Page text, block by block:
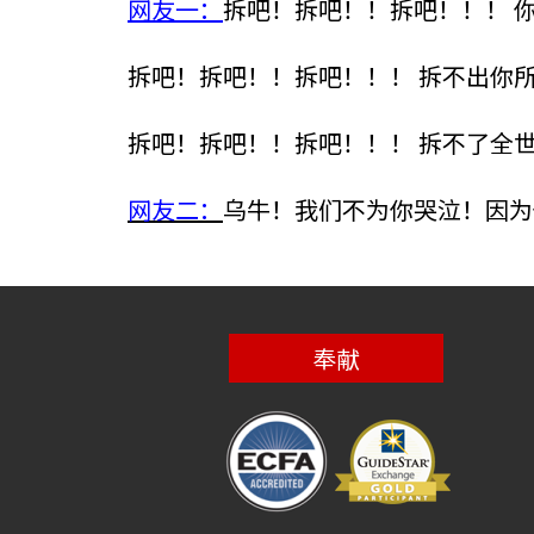
网友一： 拆吧！拆吧！！拆吧！！！
拆吧！拆吧！！拆吧！！！ 拆不出你
拆吧！拆吧！！拆吧！！！ 拆不了全
网友二： 乌牛！我们不为你哭泣！因
奉献